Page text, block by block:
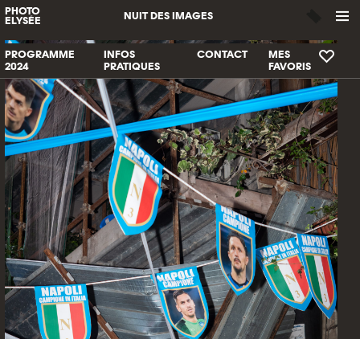
PHOTO
ELYSÉE
NUIT DES IMAGES
PROGRAMME
2024
INFOS
PRATIQUES
CONTACT
MES
FAVORIS